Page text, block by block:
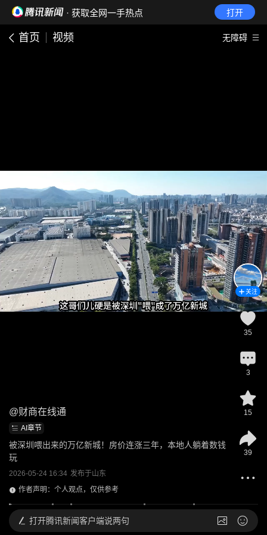
· 获取全网一手热点 打开
首页 视频 无障碍
@财商在线通
AI章节
被深圳喂出来的万亿新城！房价连涨三年，本地人躺着数钱
玩
2026-05-24 16:34 发布于山东
作者声明：个人观点，仅供参考
关注
35
3
15
39
打开腾讯新闻客户端说两句